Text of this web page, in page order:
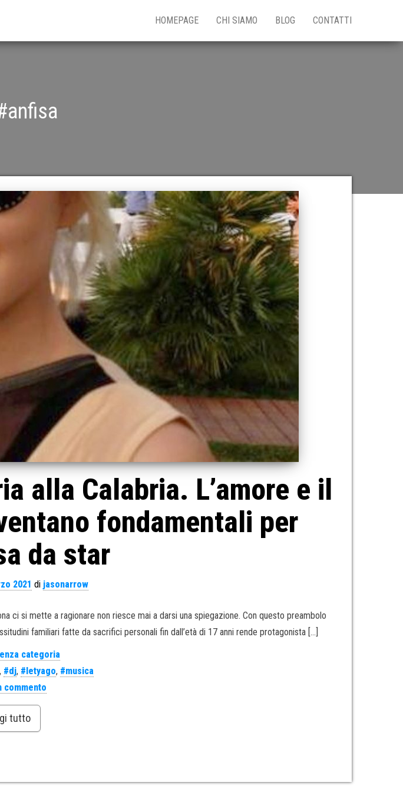
HOMEPAGE CHI SIAMO BLOG CONTATTI
alla Calabria. L’amore e il
fondamentali per
da star
2021 di jasonarrow
si mette a ragionare non riesce mai a darsi una spiegazione. Con questo preambolo
familiari fatte da sacrifici personali fin dall’età di 17 anni rende protagonista […]
categoria
, #dj, #letyago, #musica
commento
tutto